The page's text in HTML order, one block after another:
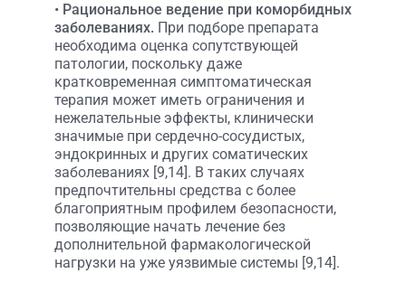
• Рациональное ведение при коморбидных
заболеваниях. При подборе препарата
необходима оценка сопутствующей
патологии, поскольку даже
кратковременная симптоматическая
терапия может иметь ограничения и
нежелательные эффекты, клинически
значимые при сердечно-сосудистых,
эндокринных и других соматических
заболеваниях [9,14]. В таких случаях
предпочтительны средства с более
благоприятным профилем безопасности,
позволяющие начать лечение без
дополнительной фармакологической
нагрузки на уже уязвимые системы [9,14].